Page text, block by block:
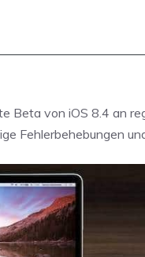
Beta von iOS 8.4 an
Fehlerbehebungen